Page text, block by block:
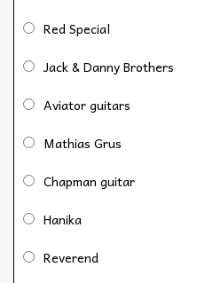
Red Special
Jack & Danny Brothers
Aviator guitars
Mathias Grus
Chapman guitar
Hanika
Reverend